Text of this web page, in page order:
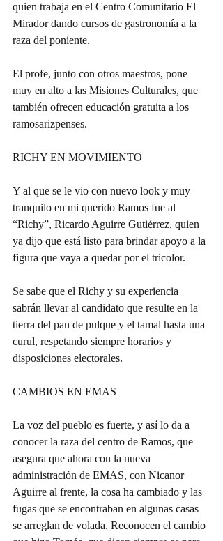
quien trabaja en el Centro Comunitario El
Mirador dando cursos de gastronomía a la
raza del poniente.
El profe, junto con otros maestros, pone
muy en alto a las Misiones Culturales, que
también ofrecen educación gratuita a los
ramosarizpenses.
RICHY EN MOVIMIENTO
Y al que se le vio con nuevo look y muy
tranquilo en mi querido Ramos fue al
“Richy”, Ricardo Aguirre Gutiérrez, quien
ya dijo que está listo para brindar apoyo a la
figura que vaya a quedar por el tricolor.
Se sabe que el Richy y su experiencia
sabrán llevar al candidato que resulte en la
tierra del pan de pulque y el tamal hasta una
curul, respetando siempre horarios y
disposiciones electorales.
CAMBIOS EN EMAS
La voz del pueblo es fuerte, y así lo da a
conocer la raza del centro de Ramos, que
asegura que ahora con la nueva
administración de EMAS, con Nicanor
Aguirre al frente, la cosa ha cambiado y las
fugas que se encontraban en algunas casas
se arreglan de volada. Reconocen el cambio